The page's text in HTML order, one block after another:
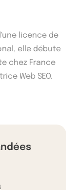
licence de
elle débute
chez France
Web SEO.